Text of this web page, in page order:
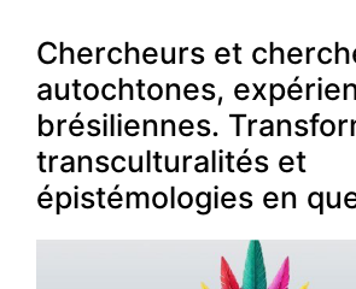
Chercheurs et
autochtones,
brésiliennes.
transculturalités et
épistémologies en